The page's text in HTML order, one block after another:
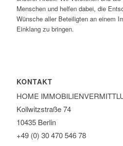
Menschen und helfen dabei, die
Wünsche aller Beteiligten an einem
Einklang zu bringen.
KONTAKT
HOME
Kollwitzstraße 74
10435 Berlin
+49 (0) 30 470 546 78